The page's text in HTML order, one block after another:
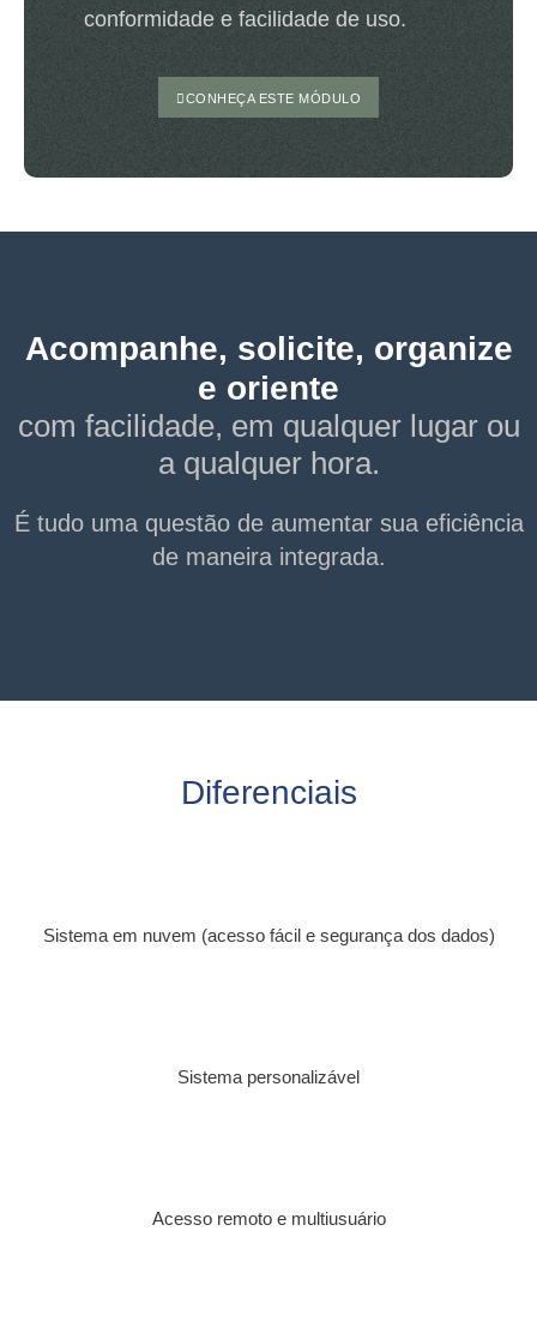
conformidade e facilidade de uso.
CONHEÇA ESTE MÓDULO
Acompanhe, solicite, organize
e oriente
com facilidade, em qualquer lugar ou
a qualquer hora.
É tudo uma questão de aumentar sua eficiência
de maneira integrada.
Diferenciais
Sistema em nuvem (acesso fácil e segurança dos dados)
Sistema personalizável
Acesso remoto e multiusuário